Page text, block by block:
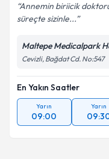
Annemin biriicik
süreçte sizinle...
Maltepe Medicalpark
Cevizli, Bağdat Cd. No:547
En Yakın Saatler
Yarın
09:00
Yarın